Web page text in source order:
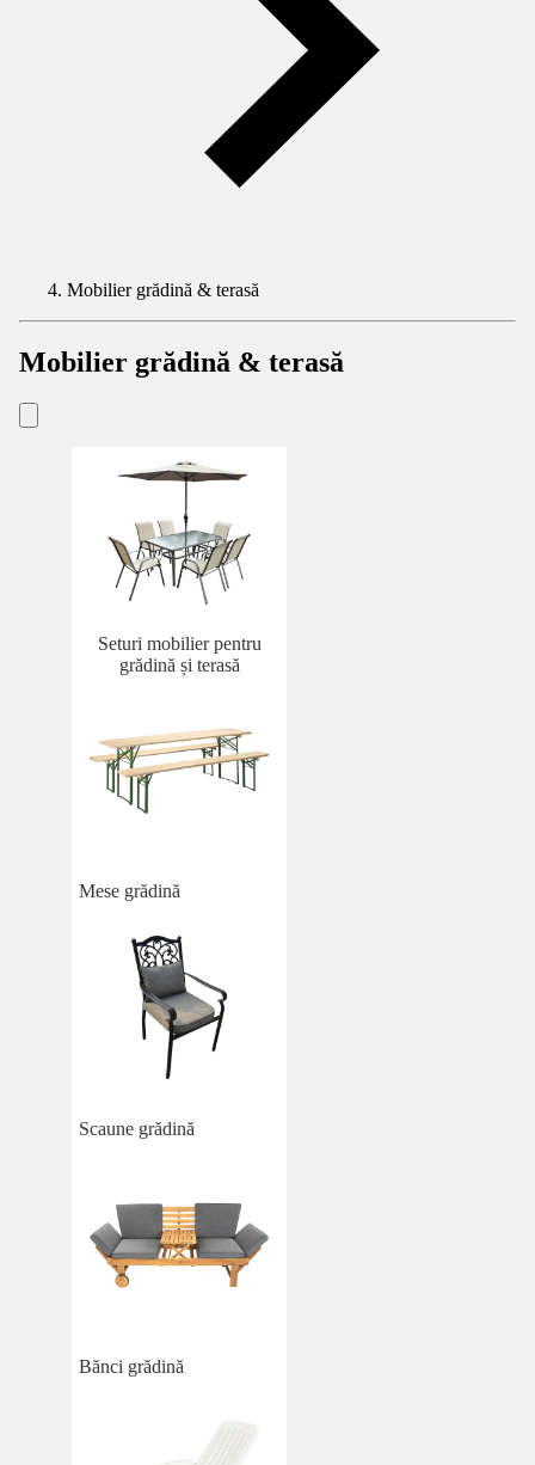
Mobilier grădină & terasă
Mobilier grădină & terasă
Seturi mobilier pentru
grădină și terasă
Mese grădină
Scaune grădină
Bănci grădină